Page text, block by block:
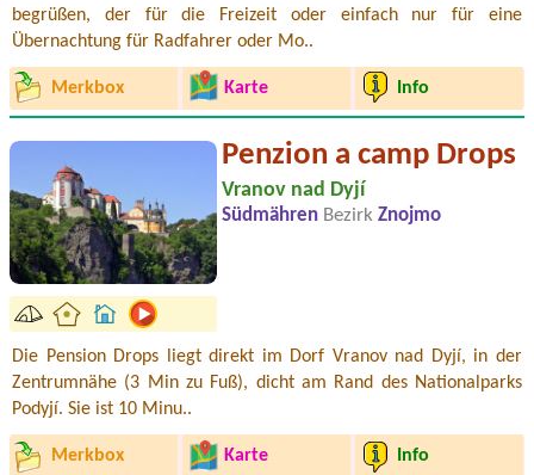
begrüßen, der für die Freizeit oder einfach nur für eine
Übernachtung für Radfahrer oder Mo..
Merkbox Karte Info
Penzion a camp Drops
Vranov nad Dyjí
Südmähren Bezirk Znojmo
Die Pension Drops liegt direkt im Dorf Vranov nad Dyjí, in der
Zentrumnähe (3 Min zu Fuß), dicht am Rand des Nationalparks
Podyjí. Sie ist 10 Minu..
Merkbox Karte Info